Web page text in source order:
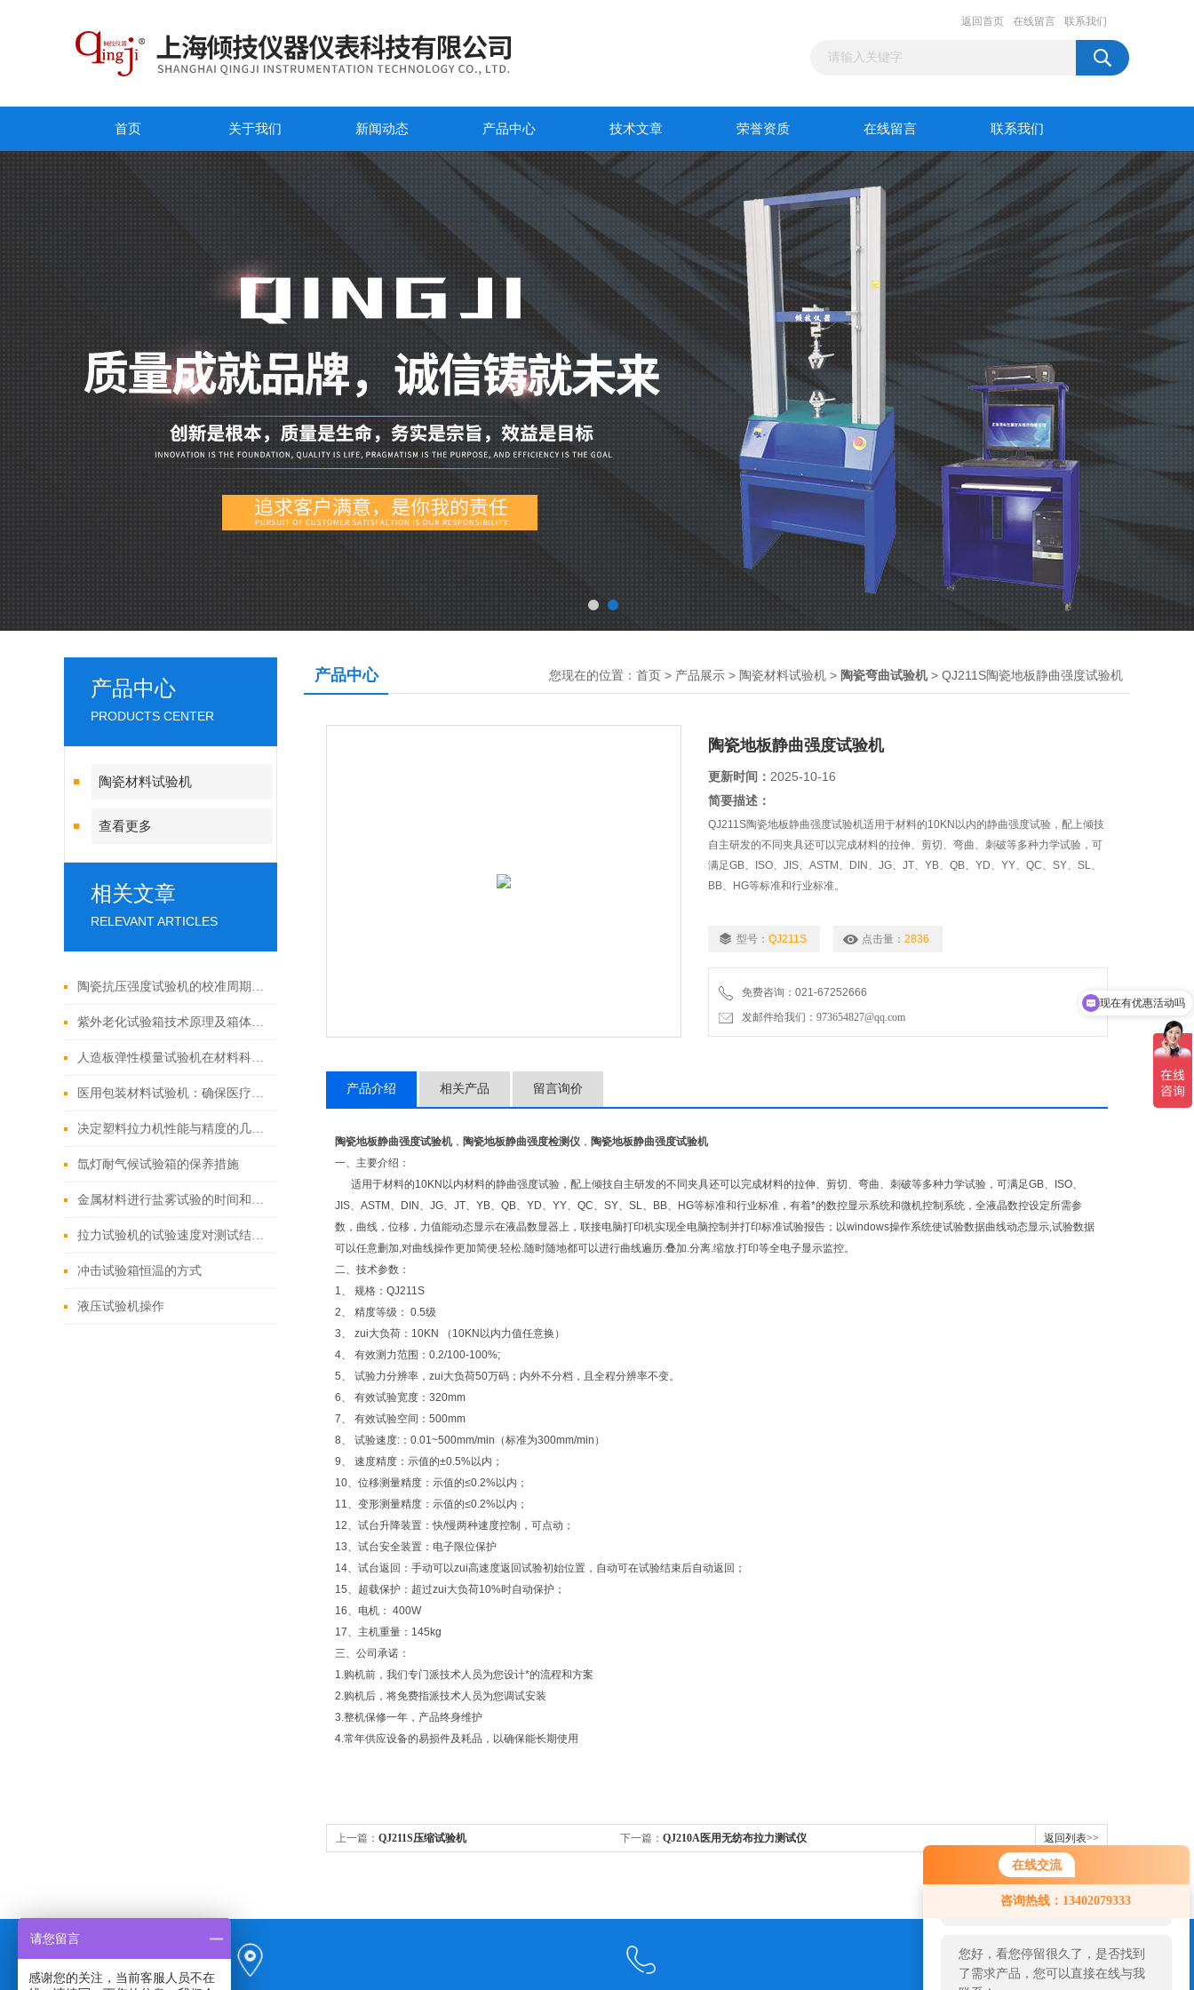
在线交流
咨询热线：13402079333
您好！欢迎前来咨询，很高兴为您
服务，请问您要咨询什么问题呢？
您好，看您停留很久了，是否找到
了需求产品，您可以直接在线与我
返回首页 在线留言 联系我们
首页 关于我们 新闻动态 产品中心 技术文章 荣誉资质 在线留言 联系我们
产品中心
PRODUCTS CENTER
陶瓷材料试验机
查看更多
相关文章
RELEVANT ARTICLES
陶瓷抗压强度试验机的校准周期是多久？
紫外老化试验箱技术原理及箱体构造解读
人造板弹性模量试验机在材料科学中的应用
医用包装材料试验机：确保医疗设备性能可靠的工具
决定塑料拉力机性能与精度的几个因素
氙灯耐气候试验箱的保养措施
金属材料进行盐雾试验的时间和频率如何确定？
拉力试验机的试验速度对测试结果有哪些影响？
冲击试验箱恒温的方式
液压试验机操作
产品中心 您现在的位置： 首页 > 产品展示 > 陶瓷材料试验机 > 陶瓷弯曲试验机> QJ211S陶瓷地板静曲强度试验机
陶瓷地板静曲强度试验机
更新时间： 2025-10-16
简要描述：
QJ211S陶瓷地板静曲强度试验机适用于材料的10KN以内的静曲强度试验，配上倾技
自主研发的不同夹具还可以完成材料的拉伸、剪切、弯曲、刺破等多种力学试验，可
满足GB、ISO、JIS、ASTM、DIN、JG、JT、YB、QB、YD、YY、QC、SY、SL、
BB、HG等标准和行业标准。
型号： QJ211S 点击量： 2836
免费咨询：021-67252666
发邮件给我们：973654827@qq.com
产品介绍 相关产品 留言询价
陶瓷地板静曲强度试验机， 陶瓷地板静曲强度检测仪 ， 陶瓷地板静曲强度试验机
一、 主要介绍：
适用于材料的10KN以内材料的静曲强度试验，配上倾技自主研发的不同夹具还可以完成材料的拉伸、剪切、弯曲、刺破等多种力学试验，可满足GB、ISO、
JIS、ASTM、DIN、JG、JT、YB、QB、YD、YY、QC、SY、SL、BB、HG等标准和行业标准，有着*的数控显示系统和微机控制系统，全液晶数控设定所需参
数，曲线，位移，力值能动态显示在液晶数显器上，联接电脑打印机实现全电脑控制并打印标准试验报告；以windows操作系统使试验数据曲线动态显示,试验数据
可以任意删加,对曲线操作更加简便.轻松.随时随地都可以进行曲线遍历.叠加.分离.缩放.打印等全电子显示监控。
二、 技术参数：
1、 规格：QJ211S
2、 精度等级： 0.5级
3、 zui大负荷：10KN （10KN以内力值任意换）
4、 有效测力范围：0.2/100-100%;
5、 试验力分辨率，zui大负荷50万码；内外不分档，且全程分辨率不变。
6、 有效试验宽度：320mm
7、 有效试验空间：500mm
8、 试验速度:：0.01~500mm/min（标准为300mm/min）
9、 速度精度：示值的±0.5%以内；
10、位移测量精度：示值的≤0.2%以内；
11、变形测量精度：示值的≤0.2%以内；
12、试台升降装置：快/慢两种速度控制，可点动；
13、试台安全装置：电子限位保护
14、试台返回：手动可以zui高速度返回试验初始位置，自动可在试验结束后自动返回；
15、超载保护：超过zui大负荷10%时自动保护；
16、电机： 400W
17、主机重量：145kg
三、公司承诺：
1.购机前，我们专门派技术人员为您设计*的流程和方案
2.购机后，将免费指派技术人员为您调试安装
3.整机保修一年，产品终身维护
4.常年供应设备的易损件及耗品，以确保能长期使用
上一篇： QJ211S压缩试验机 下一篇： QJ210A医用无纺布拉力测试仪 返回列表>>
可以介绍下你们的产品么
请您留言
感谢您的关注，当前客服人员不在